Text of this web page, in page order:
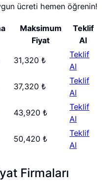
ücreti hemen öğrenin!
Maksimum
Fiyat
Teklif
Al
31,320 ₺
Teklif
Al
37,320 ₺
Teklif
Al
43,920 ₺
Teklif
Al
50,420 ₺
Teklif
Al
Firmaları